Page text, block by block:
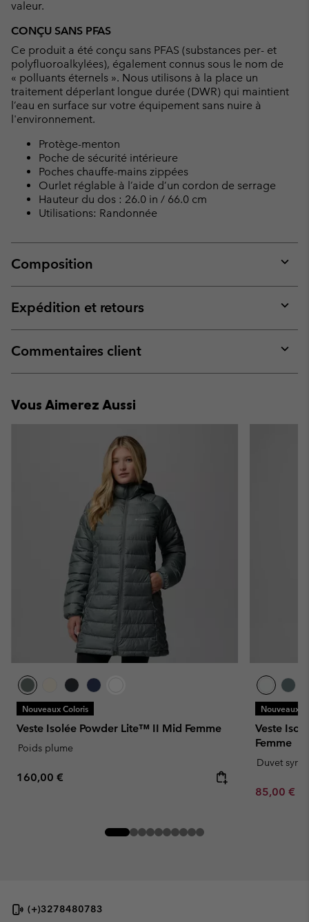
valeur.
CONÇU SANS PFAS
Ce produit a été conçu sans PFAS (substances per- et
polyfluoroalkylées), également connus sous le nom de
« polluants éternels ». Nous utilisons à la place un
traitement déperlant longue durée (DWR) qui maintient
l’eau en surface sur votre équipement sans nuire à
l'environnement.
Protège-menton
Poche de sécurité intérieure
Poches chauffe-mains zippées
Ourlet réglable à l’aide d’un cordon de serrage
Hauteur du dos : 26.0 in / 66.0 cm
Utilisations: Randonnée
Composition
or
Expédition et retours
or
Commentaires client
or
Vous Aimerez Aussi
Nouveaux Coloris
Veste Isolée Powder Lite™ II Mid Femme
Poids plume
Regular price:
160,00 €
Nouveaux
Veste
Femme
Duvet
Minimum
85,00 €
(+)3278480783